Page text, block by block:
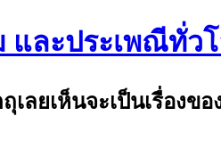
และประเพณีทั่
ลยเห็นจะเป็นเรื่อง